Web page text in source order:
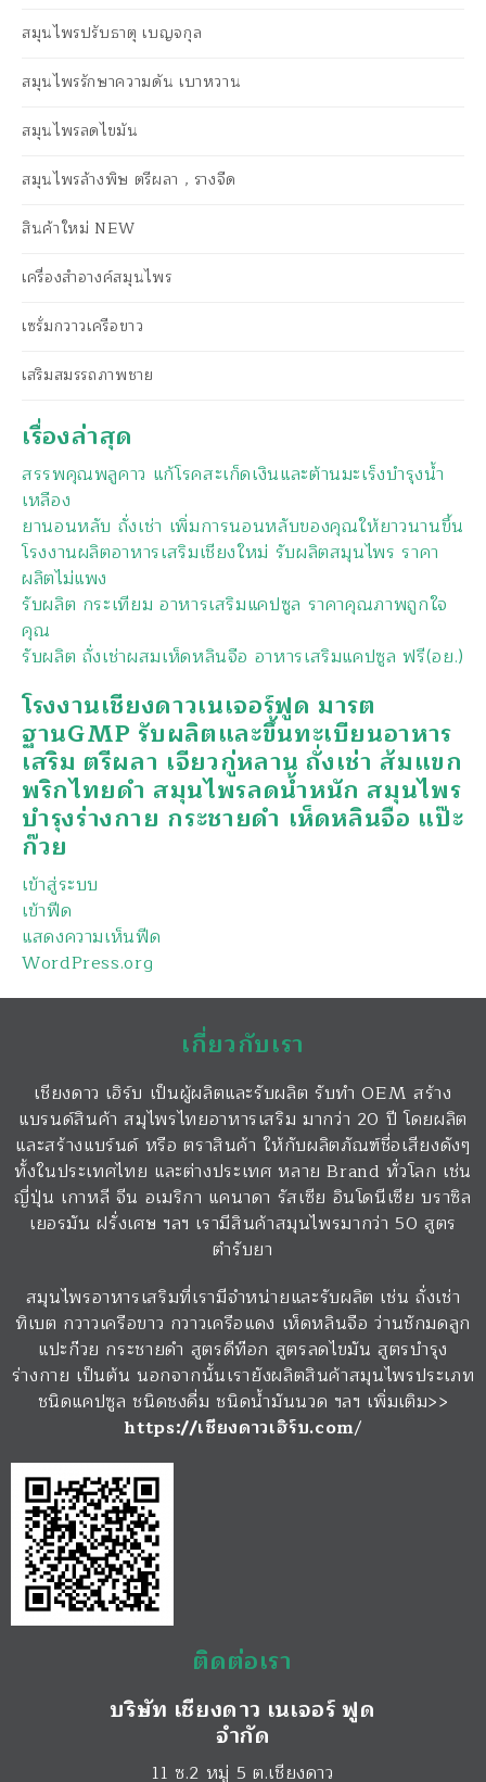
สมุนไพรปรับธาตุ เบญจกุล
สมุนไพรรักษาความดัน เบาหวาน
สมุนไพรลดไขมัน
สมุนไพรล้างพิษ ตรีผลา , รางจืด
สินค้าใหม่ NEW
เครื่องสำอางค์สมุนไพร
เซรั่มกวาวเครือขาว
เสริมสมรรถภาพชาย
เรื่องล่าสุด
สรรพคุณพลูคาว แก้โรคสะเก็ดเงินและต้านมะเร็งบำรุงน้ำ
เหลือง
ยานอนหลับ ถั่งเช่า เพิ่มการนอนหลับของคุณให้ยาวนานขึ้น
โรงงานผลิตอาหารเสริมเชียงใหม่ รับผลิตสมุนไพร ราคา
ผลิตไม่แพง
รับผลิต กระเทียม อาหารเสริมแคปซูล ราคาคุณภาพถูกใจ
คุณ
รับผลิต ถั่งเช่าผสมเห็ดหลินจือ อาหารเสริมแคปซูล ฟรี(อย.)
โรงงานเชียงดาวเนเจอร์ฟูด มารต
ฐานGMP รับผลิตและขึ้นทะเบียนอาหาร
เสริม ตรีผลา เจียวกู่หลาน ถั่งเช่า ส้มแขก
พริกไทยดำ สมุนไพรลดน้ำหนัก สมุนไพร
บำรุงร่างกาย กระชายดำ เห็ดหลินจือ แป๊ะ
ก๊วย
เข้าสู่ระบบ
เข้าฟีด
แสดงความเห็นฟีด
WordPress.org
เกี่ยวกับเรา
เชียงดาว เฮิร์บ เป็นผู้ผลิตและรับผลิต รับทำ OEM สร้าง
แบรนด์สินค้า สมุไพรไทยอาหารเสริม มากว่า 20 ปี โดยผลิต
และสร้างแบร์นด์ หรือ ตราสินค้า ให้กับผลิตภัณฑ์ชื่อเสียงดังๆ
ทั้งในประเทศไทย และต่างประเทศ หลาย Brand ทั่วโลก เช่น
ญี่ปุ่น เกาหลี จีน อเมริกา แคนาดา รัสเซีย อินโดนีเซีย บราซิล
เยอรมัน ฝรั่งเศษ ฯลฯ เรามีสินค้าสมุนไพรมากว่า 50 สูตร
ตำรับยา
สมุนไพรอาหารเสริมที่เรามีจำหน่ายและรับผลิต เช่น ถั่งเช่า
ทิเบต กวาวเครือขาว กวาวเครือแดง เห็ดหลินจือ ว่านชักมดลูก
แปะก๊วย กระชายดำ สูตรดีท๊อก สูตรลดไขมัน สูตรบำรุง
ร่างกาย เป็นต้น นอกจากนั้นเรายังผลิตสินค้าสมุนไพรประเภท
ชนิดแคปซูล ชนิดชงดื่ม ชนิดน้ำมันนวด ฯลฯ เพิ่มเติม>>
https://เชียงดาวเฮิร์บ.com/
ติดต่อเรา
บริษัท เชียงดาว เนเจอร์ ฟูด
จำกัด
11 ซ.2 หมู่ 5 ต.เชียงดาว